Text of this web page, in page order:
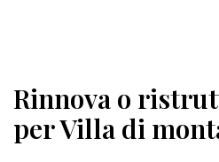
Rinnova o
per Villa di